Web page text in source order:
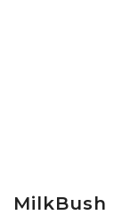
MilkBush